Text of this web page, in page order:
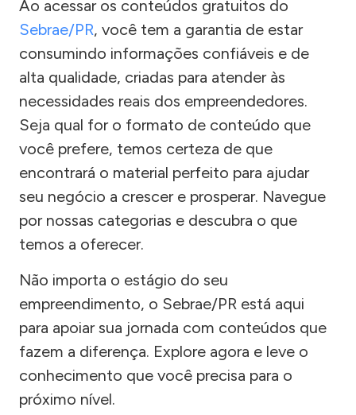
Ao acessar os conteúdos gratuitos do
Sebrae/PR, você tem a garantia de estar
consumindo informações confiáveis e de
alta qualidade, criadas para atender às
necessidades reais dos empreendedores.
Seja qual for o formato de conteúdo que
você prefere, temos certeza de que
encontrará o material perfeito para ajudar
seu negócio a crescer e prosperar. Navegue
por nossas categorias e descubra o que
temos a oferecer.
Não importa o estágio do seu
empreendimento, o Sebrae/PR está aqui
para apoiar sua jornada com conteúdos que
fazem a diferença. Explore agora e leve o
conhecimento que você precisa para o
próximo nível.